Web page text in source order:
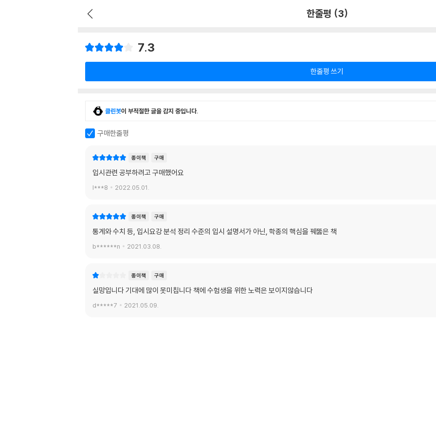
한줄평 (3)
7.3
한줄평 쓰기
클린봇이 부적절한 글을 감지 중입니다.
구매한줄평
종이책 구매
입시관련 공부하려고 구매했어요
l***8 2022.05.01.
종이책 구매
통계와 수치 등, 입시요강 분석 정리 수준의 입시 설명서가 아닌, 학종의 핵심을 꿰뚫은 책
b******n 2021.03.08.
종이책 구매
실망입니다 기대에 많이 못미칩니다 책에 수험생을 위한 노력은 보이지않습니다
d*****7 2021.05.09.